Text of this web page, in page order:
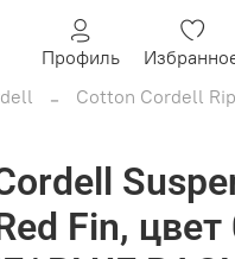
Профиль
Cotton Cordell
Fin, цвет